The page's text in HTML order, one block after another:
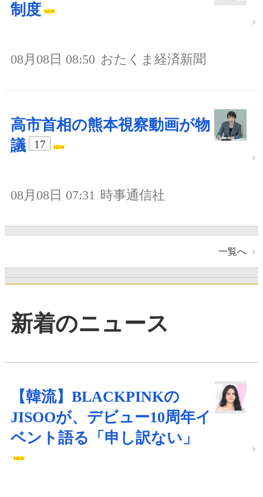
制度
08月08日 08:50 おたくま経済新聞
高市首相の熊本視察動画が物
議
17
08月08日 07:31 時事通信社
一覧へ
新着のニュース
【韓流】BLACKPINKの
JISOOが、デビュー10周年イ
ベント語る「申し訳ない」